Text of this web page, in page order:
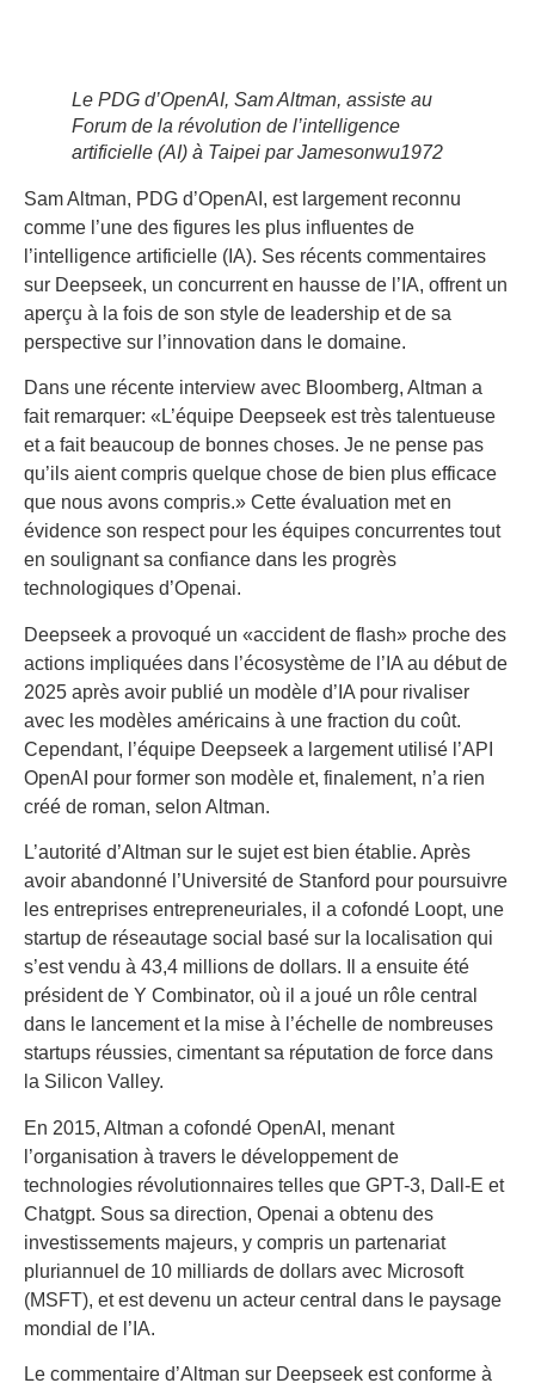
Le PDG d’OpenAI, Sam Altman, assiste au
Forum de la révolution de l’intelligence
artificielle (AI) à Taipei par Jamesonwu1972
Sam Altman, PDG d’OpenAI, est largement reconnu
comme l’une des figures les plus influentes de
l’intelligence artificielle (IA). Ses récents commentaires
sur Deepseek, un concurrent en hausse de l’IA, offrent un
aperçu à la fois de son style de leadership et de sa
perspective sur l’innovation dans le domaine.
Dans une récente interview avec Bloomberg, Altman a
fait remarquer: «L’équipe Deepseek est très talentueuse
et a fait beaucoup de bonnes choses. Je ne pense pas
qu’ils aient compris quelque chose de bien plus efficace
que nous avons compris.» Cette évaluation met en
évidence son respect pour les équipes concurrentes tout
en soulignant sa confiance dans les progrès
technologiques d’Openai.
Deepseek a provoqué un «accident de flash» proche des
actions impliquées dans l’écosystème de l’IA au début de
2025 après avoir publié un modèle d’IA pour rivaliser
avec les modèles américains à une fraction du coût.
Cependant, l’équipe Deepseek a largement utilisé l’API
OpenAI pour former son modèle et, finalement, n’a rien
créé de roman, selon Altman.
L’autorité d’Altman sur le sujet est bien établie. Après
avoir abandonné l’Université de Stanford pour poursuivre
les entreprises entrepreneuriales, il a cofondé Loopt, une
startup de réseautage social basé sur la localisation qui
s’est vendu à 43,4 millions de dollars. Il a ensuite été
président de Y Combinator, où il a joué un rôle central
dans le lancement et la mise à l’échelle de nombreuses
startups réussies, cimentant sa réputation de force dans
la Silicon Valley.
En 2015, Altman a cofondé OpenAI, menant
l’organisation à travers le développement de
technologies révolutionnaires telles que GPT-3, Dall-E et
Chatgpt. Sous sa direction, Openai a obtenu des
investissements majeurs, y compris un partenariat
pluriannuel de 10 milliards de dollars avec Microsoft
(MSFT), et est devenu un acteur central dans le paysage
mondial de l’IA.
Le commentaire d’Altman sur Deepseek est conforme à